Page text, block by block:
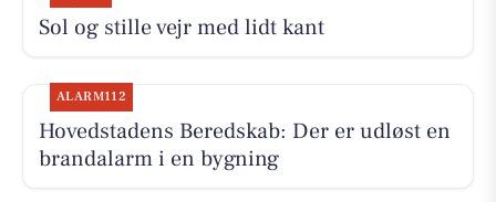
Sol og stille vejr med lidt kant
ALARM112
Hovedstadens Beredskab: Der er udløst en
brandalarm i en bygning